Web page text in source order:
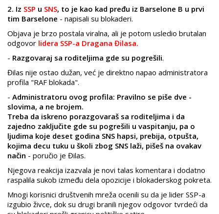
2. Iz SSP u SNS, to je kao kad pređu iz Barselone B u prvi
tim Barselone - napisali su blokaderi.
Objava je brzo postala viralna, ali je potom usledio brutalan
odgovor lidera SSP-a Dragana Đilasa.
- Razgovaraj sa roditeljima gde su pogrešili.
Đilas nije ostao dužan, već je direktno napao administratora
profila "RAF blokada".
- Administratoru ovog profila: Pravilno se piše dve -
slovima, a ne brojem.
Treba da iskreno porazgovaraš sa roditeljima i da
zajedno zaključite gde su pogrešili u vaspitanju, pa o
ljudima koje deset godina SNS hapsi, prebija, otpušta,
kojima decu tuku u školi zbog SNS laži, pišeš na ovakav
način - poručio je Đilas.
Njegova reakcija izazvala je novi talas komentara i dodatno
raspalila sukob između dela opozicije i blokaderskog pokreta.
Mnogi korisnici društvenih mreža ocenili su da je lider SSP-a
izgubio živce, dok su drugi branili njegov odgovor tvrdeći da